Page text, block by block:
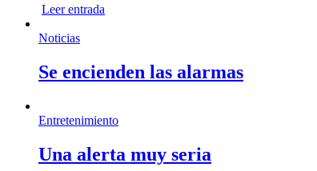
Leer entrada
Noticias
Se encienden las alarmas
Entretenimiento
Una alerta muy seria